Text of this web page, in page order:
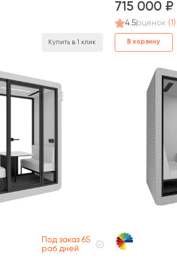
Купить в 1 клик
715 000
4.5оценок (1)
В корзину
Под заказ 65
раб дней